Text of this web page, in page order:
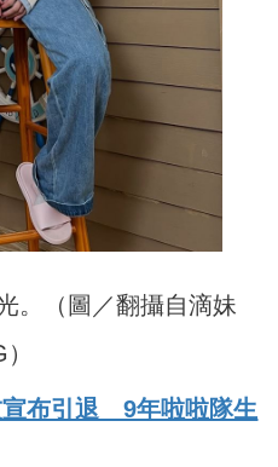
。（圖／翻攝自滴妹
宣布引退 9年啦啦隊生